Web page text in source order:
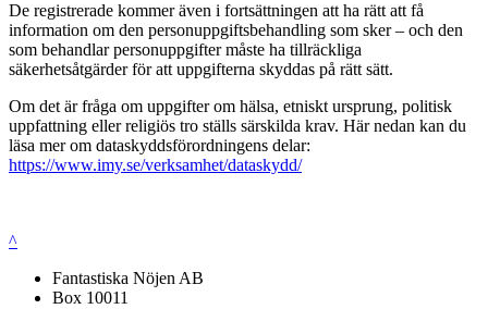
De registrerade kommer även i fortsättningen att ha rätt att få
information om den personuppgiftsbehandling som sker – och den
som behandlar personuppgifter måste ha tillräckliga
säkerhetsåtgärder för att uppgifterna skyddas på rätt sätt.
Om det är fråga om uppgifter om hälsa, etniskt ursprung, politisk
uppfattning eller religiös tro ställs särskilda krav. Här nedan kan du
läsa mer om dataskyddsförordningens delar:
https://www.imy.se/verksamhet/dataskydd/
^
Fantastiska Nöjen AB
Box 10011